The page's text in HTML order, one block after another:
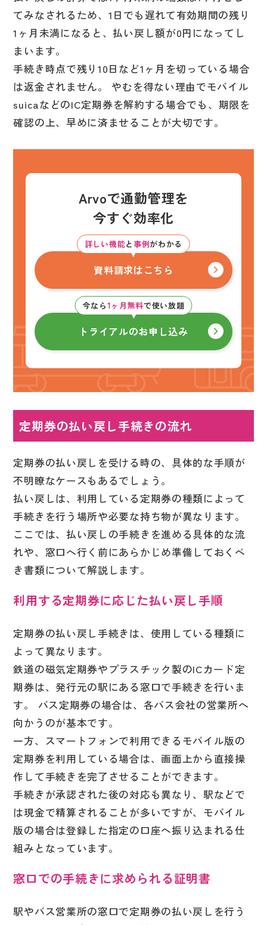
てみなされるため、1日でも遅れて有効期間の残り
1ヶ月未満になると、払い戻し額が0円になってし
まいます。
手続き時点で残り10日など1ヶ月を切っている場合
は返金されません。 やむを得ない理由でモバイル
suicaなどのIC定期券を解約する場合でも、期限を
確認の上、早めに済ませることが大切です。
Arvoで通勤管理を
今すぐ効率化
詳しい機能と 事例がわかる
資料請求はこちら
今なら1ヶ月無料で使い放題
トライアルのお申し込み
定期券の払い戻し手続きの流れ
定期券の払い戻しを受ける時の、具体的な手順が
不明瞭なケースもあるでしょう。
払い戻しは、利用している定期券の種類によって
手続きを行う場所や必要な持ち物が異なります。
ここでは、払い戻しの手続きを進める具体的な流
れや、窓口へ行く前にあらかじめ準備しておくべ
き書類について解説します。
利用する定期券に応じた払い戻し手順
定期券の払い戻し手続きは、使用している種類に
よって異なります。
鉄道の磁気定期券やプラスチック製のICカード定
期券は、発行元の駅にある窓口で手続きを行いま
す。 バス定期券の場合は、各バス会社の営業所へ
向かうのが基本です。
一方、スマートフォンで利用できるモバイル版の
定期券を利用している場合は、画面上から直接操
作して手続きを完了させることができます。
手続きが承認された後の対応も異なり、駅などで
は現金で精算されることが多いですが、モバイル
版の場合は登録した指定の口座へ振り込まれる仕
組みとなっています。
窓口での手続きに求められる証明書
駅やバス営業所の窓口で定期券の払い戻しを行う